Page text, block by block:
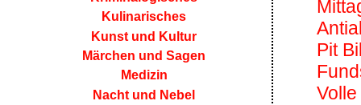
Kulinarisches
Kunst und Kultur
Märchen und Sagen
Medizin
Nacht und Nebel
Pit